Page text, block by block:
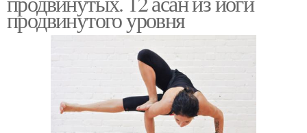
продвинутого уровня